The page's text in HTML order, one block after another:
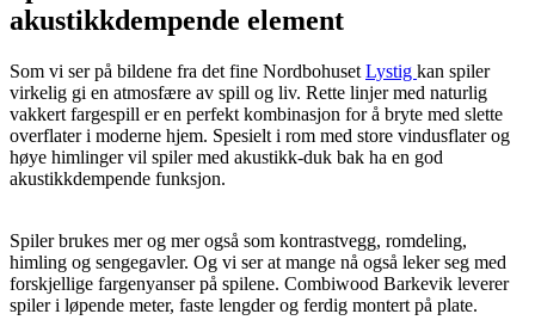
akustikkdempende element
Som vi ser på bildene fra det fine Nordbohuset Lystig kan spiler
virkelig gi en atmosfære av spill og liv. Rette linjer med naturlig
vakkert fargespill er en perfekt kombinasjon for å bryte med slette
overflater i moderne hjem. Spesielt i rom med store vindusflater og
høye himlinger vil spiler med akustikk-duk bak ha en god
akustikkdempende funksjon.
Spiler brukes mer og mer også som kontrastvegg, romdeling,
himling og sengegavler. Og vi ser at mange nå også leker seg med
forskjellige fargenyanser på spilene. Combiwood Barkevik leverer
spiler i løpende meter, faste lengder og ferdig montert på plate.